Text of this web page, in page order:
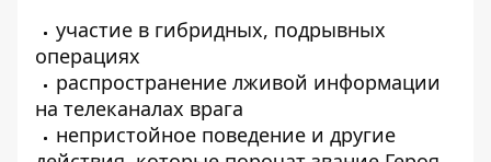
участие в гибридных, подрывных
операциях
распространение лживой информации
на телеканалах врага
непристойное поведение и другие